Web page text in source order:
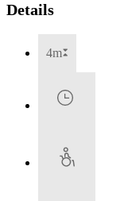
Details
4m